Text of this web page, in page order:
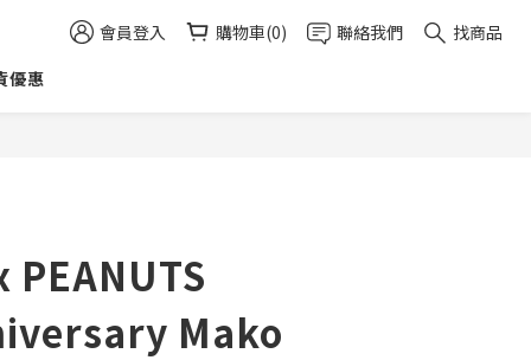
會員登入 購物車(0) 聯絡我們
找商品
優惠
PEANUTS
Mako